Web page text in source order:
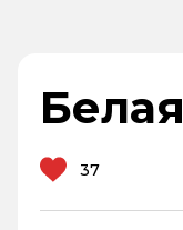
Белая
37